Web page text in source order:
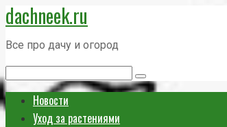
Перейти
к
контенту
dachneek.ru
Все про дачу и огород
Новости
Уход за растениями